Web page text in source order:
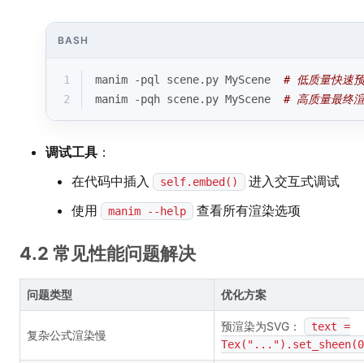
BASH
1 manim -pql scene.py MyScene # 低质量快速
2
manim -pqh scene.py MyScene # 高质量最终
调试工具 ：
在代码中插入
self.embed()
进入交互式调试
使用
manim --help 查看所有渲染选项
4.2 常见性能问题解决
问题类型 优化方案
复杂公式渲染慢
预渲染为SVG：
text =